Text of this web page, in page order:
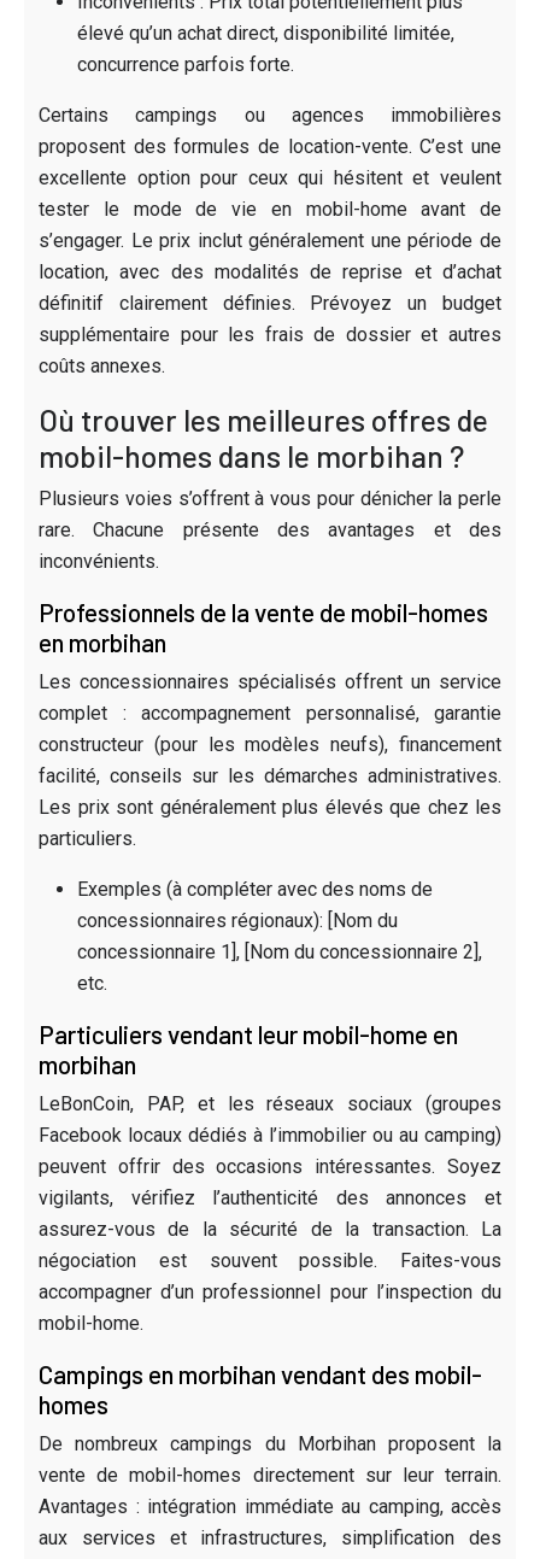
élevé qu’un achat direct, disponibilité limitée,
concurrence parfois forte.
Certains campings ou agences immobilières
proposent des formules de location-vente. C’est une
excellente option pour ceux qui hésitent et veulent
tester le mode de vie en mobil-home avant de
s’engager. Le prix inclut généralement une période de
location, avec des modalités de reprise et d’achat
définitif clairement définies. Prévoyez un budget
supplémentaire pour les frais de dossier et autres
coûts annexes.
Où trouver les meilleures offres de
mobil-homes dans le morbihan ?
Plusieurs voies s’offrent à vous pour dénicher la perle
rare. Chacune présente des avantages et des
inconvénients.
Professionnels de la vente de mobil-homes
en morbihan
Les concessionnaires spécialisés offrent un service
complet : accompagnement personnalisé, garantie
constructeur (pour les modèles neufs), financement
facilité, conseils sur les démarches administratives.
Les prix sont généralement plus élevés que chez les
particuliers.
Exemples (à compléter avec des noms de
concessionnaires régionaux): [Nom du
concessionnaire 1], [Nom du concessionnaire 2],
etc.
Particuliers vendant leur mobil-home en
morbihan
LeBonCoin, PAP, et les réseaux sociaux (groupes
Facebook locaux dédiés à l’immobilier ou au camping)
peuvent offrir des occasions intéressantes. Soyez
vigilants, vérifiez l’authenticité des annonces et
assurez-vous de la sécurité de la transaction. La
négociation est souvent possible. Faites-vous
accompagner d’un professionnel pour l’inspection du
mobil-home.
Campings en morbihan vendant des mobil-
homes
De nombreux campings du Morbihan proposent la
vente de mobil-homes directement sur leur terrain.
Avantages : intégration immédiate au camping, accès
aux services et infrastructures, simplification des